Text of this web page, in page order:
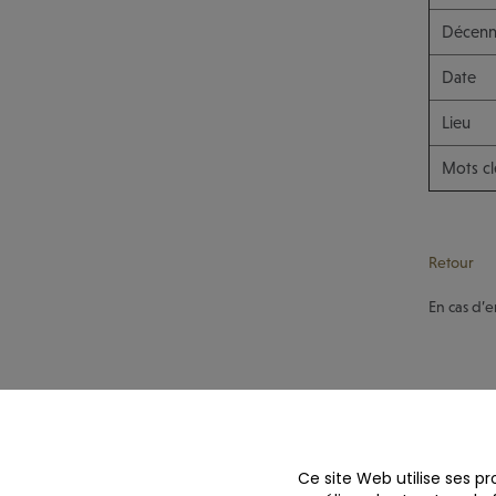
Date
Lieu
Mots
Retour
En cas
Ce site Web utilise ses